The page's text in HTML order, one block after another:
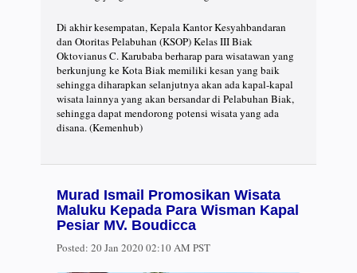
Di akhir kesempatan, Kepala Kantor Kesyahbandaran
dan Otoritas Pelabuhan (KSOP) Kelas III Biak
Oktovianus C. Karubaba berharap para wisatawan yang
berkunjung ke Kota Biak memiliki kesan yang baik
sehingga diharapkan selanjutnya akan ada kapal-kapal
wisata lainnya yang akan bersandar di Pelabuhan Biak,
sehingga dapat mendorong potensi wisata yang ada
disana. (Kemenhub)
Murad Ismail Promosikan Wisata
Maluku Kepada Para Wisman Kapal
Pesiar MV. Boudicca
Posted: 20 Jan 2020 02:10 AM PST